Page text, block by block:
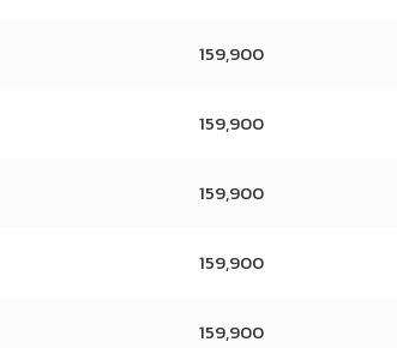
159,900
159,900
159,900
159,900
159,900